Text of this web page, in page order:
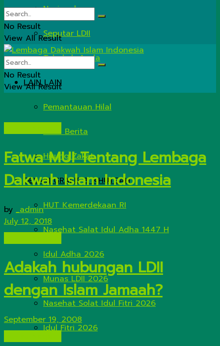
Nasional
Seputar LDII
Tahukah Anda
LAIN LAIN
Pemantauan Hilal
Kirim Berita
Hitung Zakat
DESAIN GRAFIS & KHUTBAH
HUT Kemerdekaan RI
Nasehat Salat Idul Adha 1447 H
Idul Adha 2026
Munas LDII 2026
Nasehat Solat Idul Fitri 2026
Idul Fitri 2026
No Result
View All Result
No Result
View All Result
Fatwa MUI Tentang Lembaga
Dakwah Islam Indonesia
by _admin
July 12, 2018
Adakah hubungan LDII
dengan Islam Jamaah?
September 19, 2008